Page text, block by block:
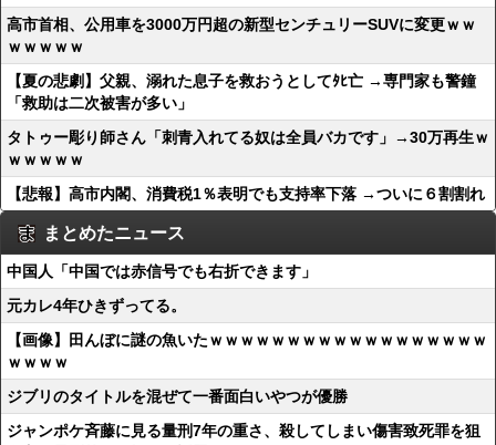
高市首相、公用車を3000万円超の新型センチュリーSUVに変更ｗｗ
ｗｗｗｗｗ
【夏の悲劇】父親、溺れた息子を救おうとしてﾀﾋ亡 →専門家も警鐘
「救助は二次被害が多い」
タトゥー彫り師さん「刺青入れてる奴は全員バカです」→30万再生ｗ
ｗｗｗｗｗ
【悲報】高市内閣、消費税1％表明でも支持率下落 →ついに６割割れ
まとめたニュース
中国人「中国では赤信号でも右折できます」
元カレ4年ひきずってる。
【画像】田んぼに謎の魚いたｗｗｗｗｗｗｗｗｗｗｗｗｗｗｗｗｗｗ
ｗｗｗｗ
ジブリのタイトルを混ぜて一番面白いやつが優勝
ジャンポケ斉藤に見る量刑7年の重さ、殺してしまい傷害致死罪を狙